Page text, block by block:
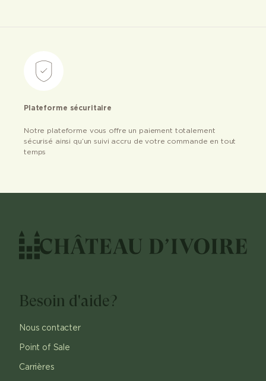
Plateforme sécuritaire
Notre plateforme vous offre un paiement totalement
sécurisé ainsi qu’un suivi accru de votre commande en tout
temps
Besoin d'aide?
Nous contacter
Point of Sale
Carrières